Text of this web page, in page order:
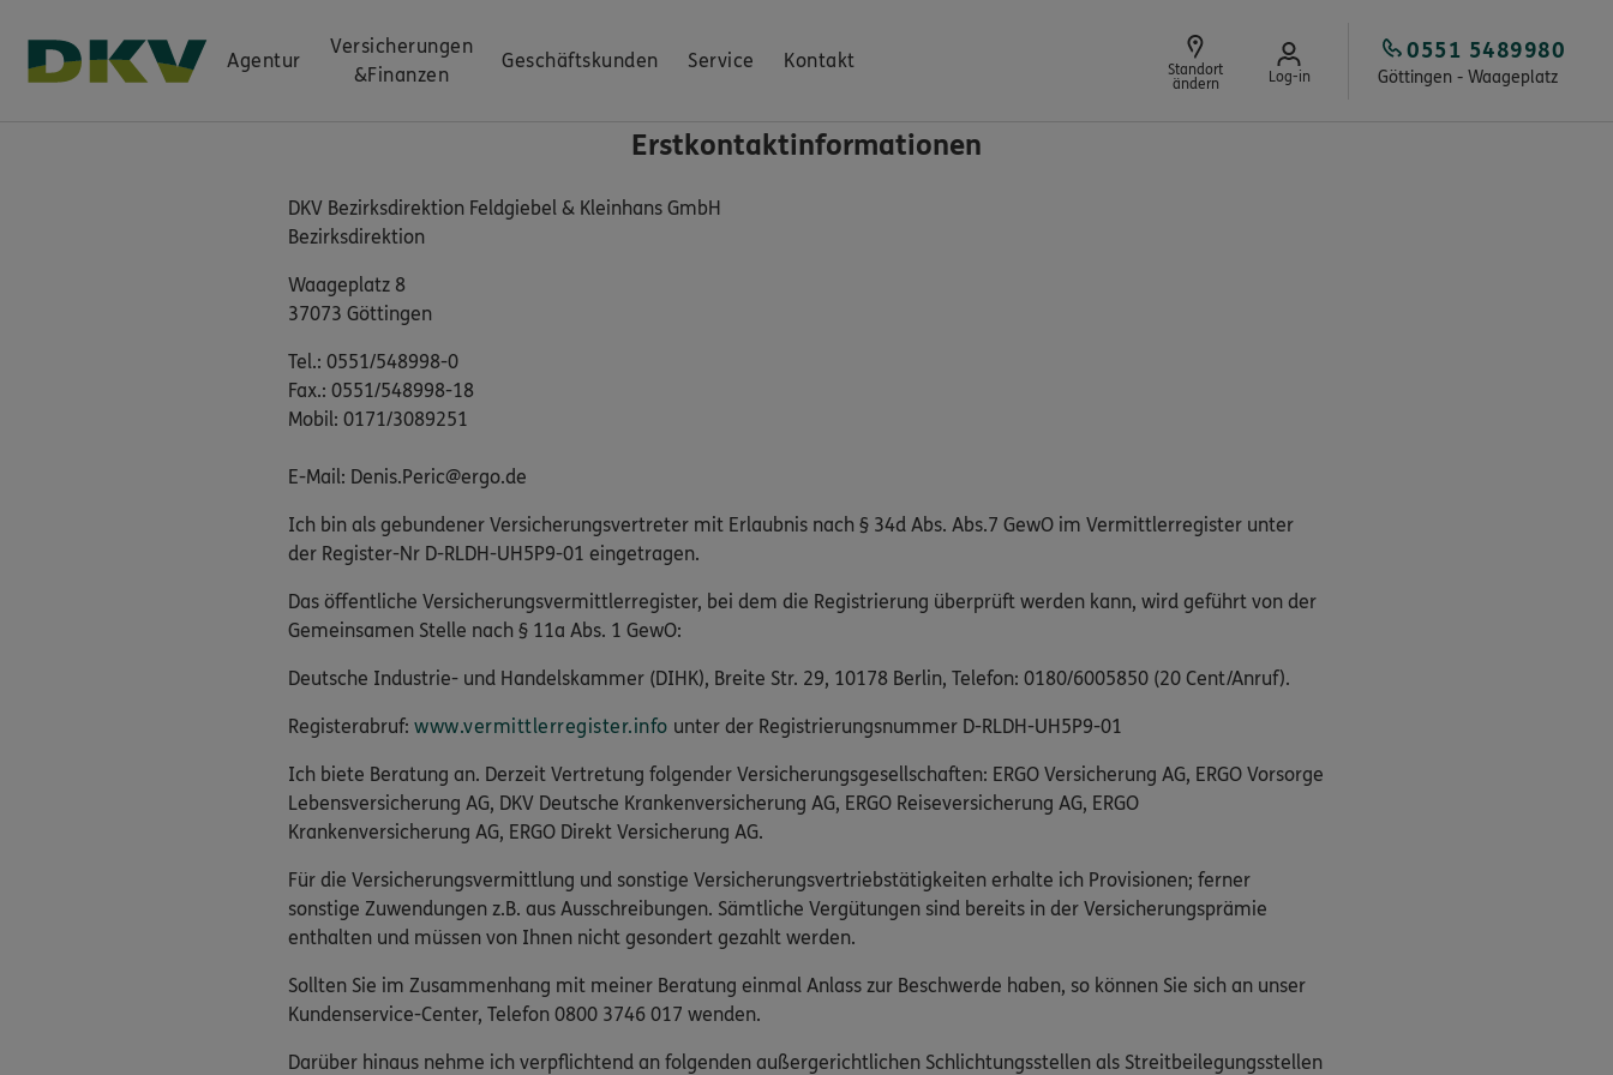
Agentur
Versicherungen
&Finanzen
Geschäftskunden Service Kontakt
Standort
ändern
Log-in Göttingen - Waageplatz
0551 5489980
Erstkontaktinformationen
DKV Bezirksdirektion Feldgiebel & Kleinhans GmbH
Bezirksdirektion
Waageplatz 8
37073 Göttingen
Tel.: 0551/548998-0
Fax.: 0551/548998-18
Mobil: 0171/3089251
E-Mail: Denis.Peric@ergo.de
Ich bin als gebundener Versicherungsvertreter mit Erlaubnis nach § 34d Abs. Abs.7 GewO im Vermittlerregister unter
der Register-Nr D-RLDH-UH5P9-01 eingetragen.
Das öffentliche Versicherungsvermittlerregister, bei dem die Registrierung überprüft werden kann, wird geführt von der
Gemeinsamen Stelle nach § 11a Abs. 1 GewO:
Deutsche Industrie- und Handelskammer (DIHK), Breite Str. 29, 10178 Berlin, Telefon: 0180/6005850 (20 Cent/Anruf).
Registerabruf: www.vermittlerregister.info unter der Registrierungsnummer D-RLDH-UH5P9-01
Ich biete Beratung an. Derzeit Vertretung folgender Versicherungsgesellschaften: ERGO Versicherung AG, ERGO Vorsorge
Lebensversicherung AG, DKV Deutsche Krankenversicherung AG, ERGO Reiseversicherung AG, ERGO
Krankenversicherung AG, ERGO Direkt Versicherung AG.
Für die Versicherungsvermittlung und sonstige Versicherungsvertriebstätigkeiten erhalte ich Provisionen; ferner
sonstige Zuwendungen z.B. aus Ausschreibungen. Sämtliche Vergütungen sind bereits in der Versicherungsprämie
enthalten und müssen von Ihnen nicht gesondert gezahlt werden.
Sollten Sie im Zusammenhang mit meiner Beratung einmal Anlass zur Beschwerde haben, so können Sie sich an unser
Kundenservice-Center, Telefon 0800 3746 017 wenden.
Darüber hinaus nehme ich verpflichtend an folgenden außergerichtlichen Schlichtungsstellen als Streitbeilegungsstellen